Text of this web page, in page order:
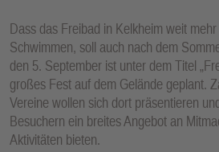
Dass das Freibad in Kelkheim weit
Schwimmen, soll auch nach dem
den 5. September ist unter dem Titel
großes Fest auf dem Gelände geplant.
Vereine wollen sich dort präsentieren
Besuchern ein breites Angebot an
Aktivitäten bieten.